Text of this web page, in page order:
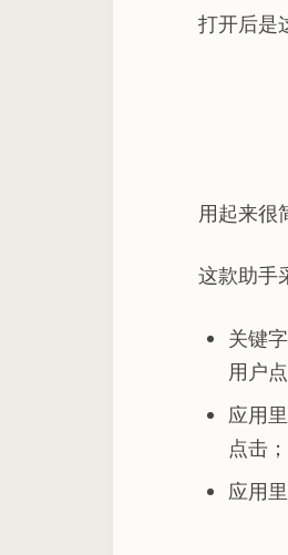
打开后是
用起来很
这款助手
关键
用户
应用
点击；
应用